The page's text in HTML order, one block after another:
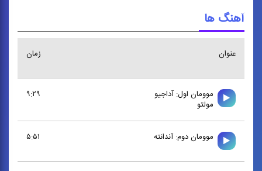
آهنگ ها
عنوان زمان
موومان اول: آداجيو
مولتو
۹:۲۹
موومان دوم: آندانته ۵:۵۱